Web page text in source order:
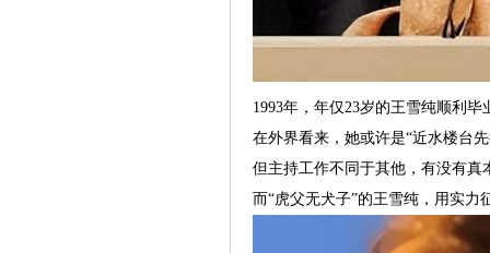
1993年，年仅23岁的王雪纯顺利
在外界看来，她或许是“近水楼台
但主持工作不同于其他，有没有真
而“虎父无犬子”的王雪纯，用实力